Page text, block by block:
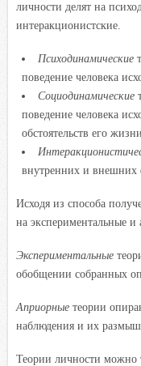
личности делят на
интеракционистские.
Психодинамические
поведение человека
Социодинамические
поведение человека
обстоятельств его жизни.
внутренних и внешних
Исходя из способа
на экспериментальные и
Экспериментальные
обобщении собранных
Априорные теории
наблюдения и их
Теории личности можно